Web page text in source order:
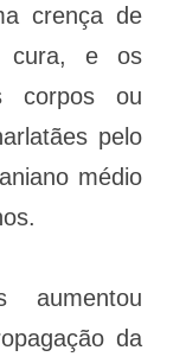
crença de
cura, e os
corpos ou
pelo
médio
aumentou
da